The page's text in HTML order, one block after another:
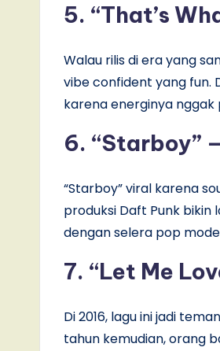
5. “That’s
Walau rilis di era yang
vibe confident yang fun.
karena energinya
6. “Starboy”
“Starboy” viral karena
produksi Daft Punk bikin
dengan selera pop
7. “Let Me
Di 2016, lagu ini jadi
tahun kemudian, orang